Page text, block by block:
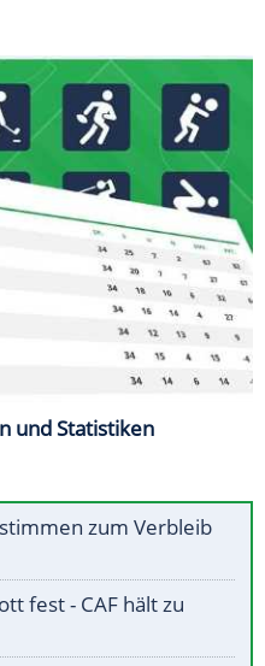
und Statistiken
zum Verbleib
fest - CAF hält zu